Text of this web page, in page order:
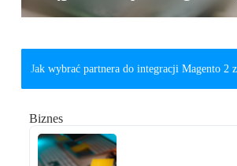
Jak wybrać partnera do integracji Magento 2
Biznes